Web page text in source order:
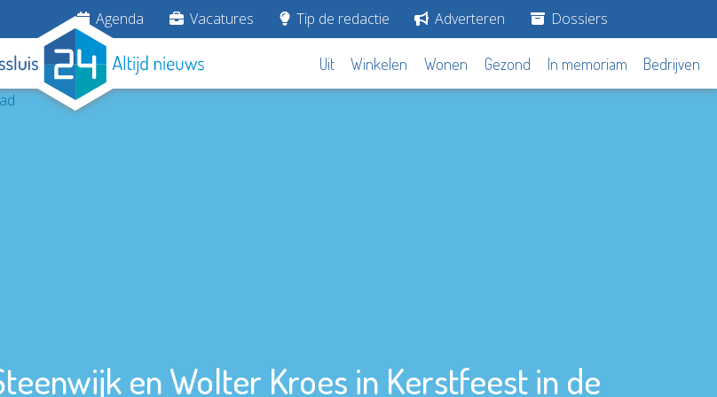
Agenda Vacatures Tip de redactie Adverteren Dossiers
Uit Winkelen Wonen Gezond In memoriam Bedrijven
en Wolter Kroes in Kerstfeest in de